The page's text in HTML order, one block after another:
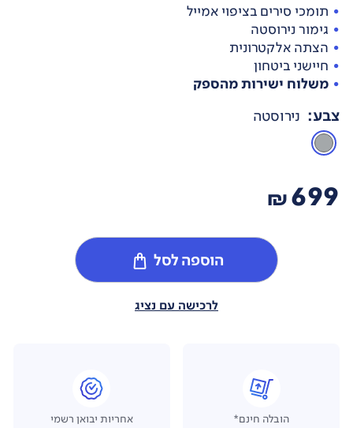
תומכי סירים בציפוי אמייל
גימור נירוסטה
הצתה אלקטרונית
חיישני ביטחון
משלוח ישירות מהספק
צבע: נירוסטה
699
₪
הוספה לסל
לרכישה עם נציג
הובלה חינם* אחריות יבואן רשמי